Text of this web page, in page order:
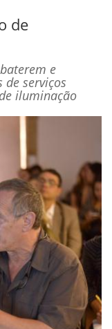
de
e
serviços
iluminação